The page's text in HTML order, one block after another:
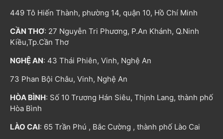
449 Tô Hiến Thành, phường 14, quận 10, Hồ Chí Minh
CẦN THƠ: 27 Nguyễn Tri Phương, P.An Khánh, Q.Ninh
Kiều,Tp.Cần Thơ
NGHỆ AN: 43 Thái Phiên, Vinh, Nghệ An
73 Phan Bội Châu, Vinh, Nghệ An
HÒA BÌNH: Số 10 Trương Hán Siêu, Thịnh Lang, thành phố
Hòa Bình
LÀO CAI: 65 Trần Phú , Bắc Cường , thành phố Lào Cai